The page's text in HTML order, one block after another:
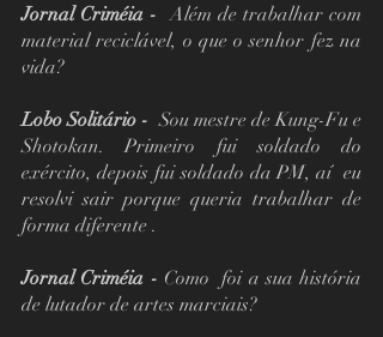
Jornal Criméia -
  Além de trabalhar com
material reciclável, o que o senhor fez na
vida?
Lobo Solitário - Sou mestre de Kung-Fu e
Shotokan. Primeiro fui soldado do
exército, depois fui soldado da PM, aí  eu
resolvi sair porque queria trabalhar de
forma diferente .
Jornal Criméia - Como  foi a sua história
de lutador de artes marciais?